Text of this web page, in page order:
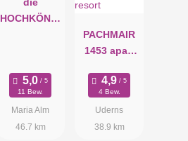
HOCHKÖNIG
11 Bew.
Maria Alm
46.7 km
PACHMAIR
1453 apart
4 Bew.
Uderns
38.9 km